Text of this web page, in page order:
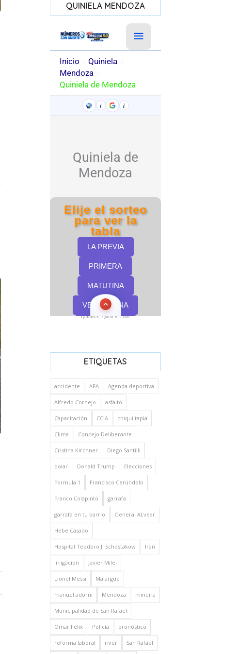
QUINIELA MENDOZA
Quinielas, Quini 6, Loto
ETIQUETAS
accidente AFA Agenda deportiva
Alfredo Cornejo asfalto
Capacitación CCIA chiqui tapia
Clima Concejo Deliberante
Cristina Kirchner Diego Santilli
dolar Donald Trump Elecciones
Formula 1 Francisco Cerúndolo
Franco Colapinto garrafa
garrafa en tu barrio General ALvear
Hebe Casado
Hospital Teodoro J. Schestakow Iran
Irrigación Javier Milei
Lionel Messi Malargüe
manuel adorni Mendoza minería
Municipalidad de San Rafael
Omar Félix Policía pronóstico
reforma laboral river San Rafael